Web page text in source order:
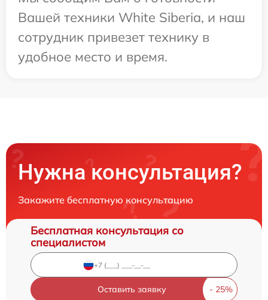
Вашей техники White Siberia, и наш
сотрудник привезет технику в
удобное место и время.
Нужна консультация?
Закажите бесплатную консультацию
Бесплатная консультация со
специалистом
Оставить заявку